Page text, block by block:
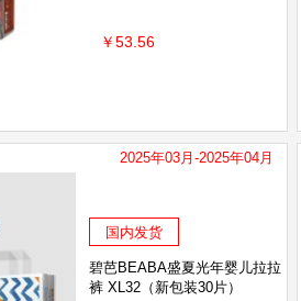
￥53.56
2025年03月-2025年04月
国内发货
碧芭BEABA盛夏光年婴儿拉拉
裤 XL32（新包装30片）